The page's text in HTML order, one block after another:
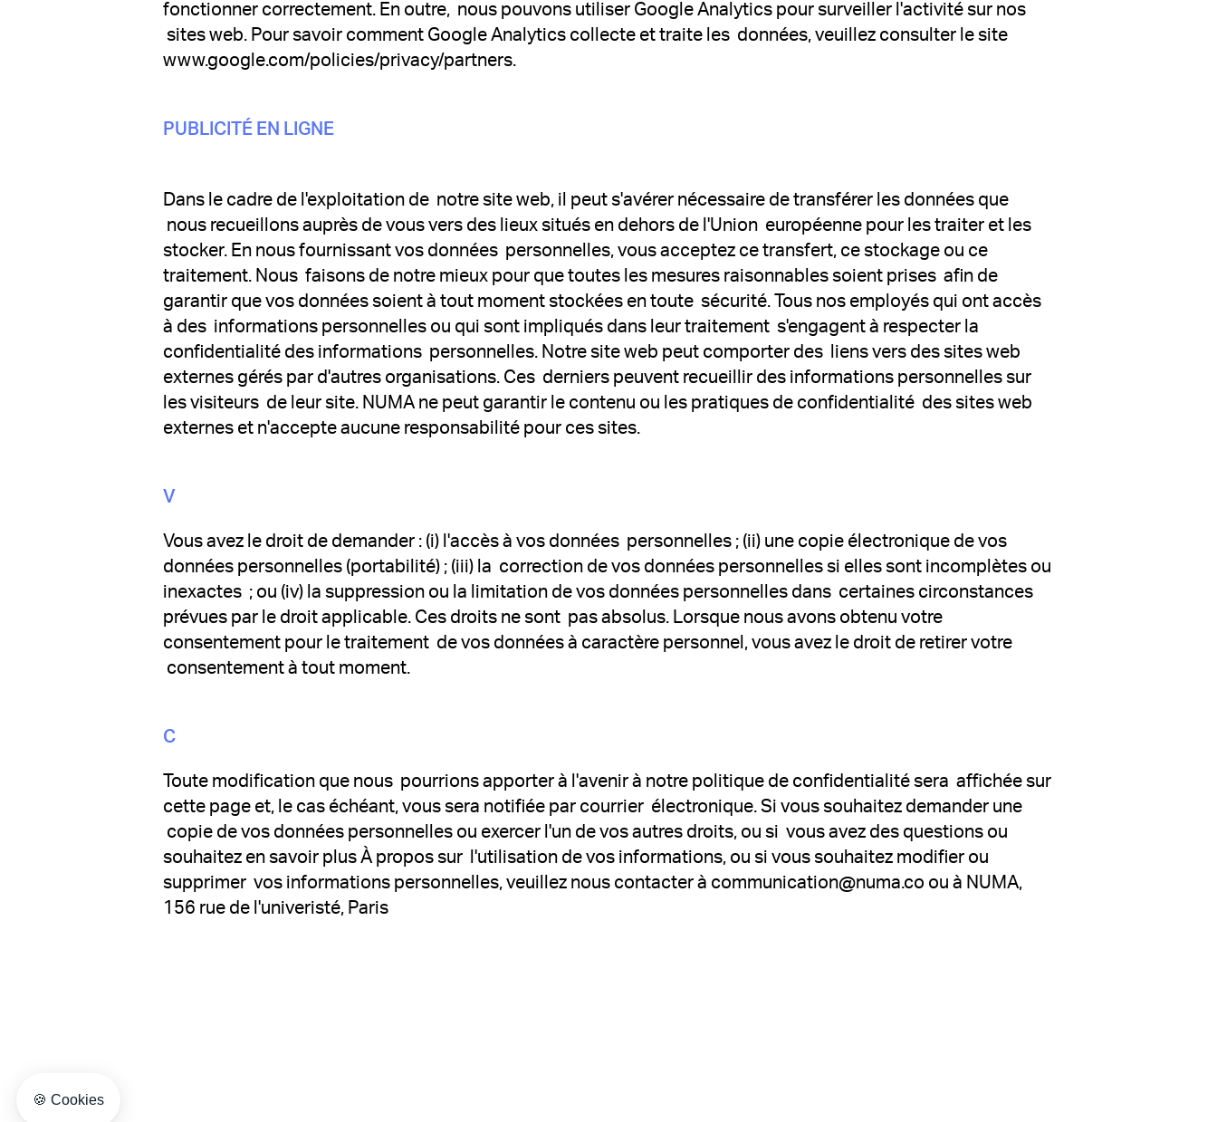
fonctionner correctement. En outre, nous pouvons utiliser Google Analytics pour surveiller l'activité sur nos
sites web. Pour savoir comment Google Analytics collecte et traite les données, veuillez consulter le site
www.google.com/policies/privacy/partners.
PUBLICITÉ EN LIGNE
Dans le cadre de l'exploitation de notre site web, il peut s'avérer nécessaire de transférer les données que
nous recueillons auprès de vous vers des lieux situés en dehors de l'Union européenne pour les traiter et les
stocker. En nous fournissant vos données personnelles, vous acceptez ce transfert, ce stockage ou ce
traitement. Nous faisons de notre mieux pour que toutes les mesures raisonnables soient prises afin de
garantir que vos données soient à tout moment stockées en toute sécurité. Tous nos employés qui ont accès
à des informations personnelles ou qui sont impliqués dans leur traitement s'engagent à respecter la
confidentialité des informations personnelles. Notre site web peut comporter des liens vers des sites web
externes gérés par d'autres organisations. Ces derniers peuvent recueillir des informations personnelles sur
les visiteurs de leur site. NUMA ne peut garantir le contenu ou les pratiques de confidentialité des sites web
externes et n'accepte aucune responsabilité pour ces sites.
V‍
Vous avez le droit de demander : (i) l'accès à vos données personnelles ; (ii) une copie électronique de vos
données personnelles (portabilité) ; (iii) la correction de vos données personnelles si elles sont incomplètes ou
inexactes ; ou (iv) la suppression ou la limitation de vos données personnelles dans certaines circonstances
prévues par le droit applicable. Ces droits ne sont pas absolus. Lorsque nous avons obtenu votre
consentement pour le traitement de vos données à caractère personnel, vous avez le droit de retirer votre
consentement à tout moment.
C‍
Toute modification que nous pourrions apporter à l'avenir à notre politique de confidentialité sera affichée sur
cette page et, le cas échéant, vous sera notifiée par courrier électronique. Si vous souhaitez demander une
copie de vos données personnelles ou exercer l'un de vos autres droits, ou si vous avez des questions ou
souhaitez en savoir plus À propos sur l'utilisation de vos informations, ou si vous souhaitez modifier ou
supprimer vos informations personnelles, veuillez nous contacter à communication@numa.co ou à NUMA,
156 rue de l'univeristé, Paris
🍪 Cookies